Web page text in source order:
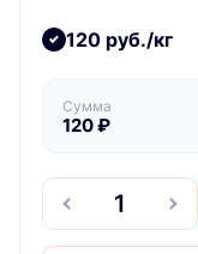
120 руб./кг
Сумма
120₽